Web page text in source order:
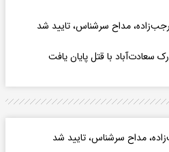
مداح سرشناس، تایید شد
سعادت‌آباد با قتل پایان یافت
مداح سرشناس، تایید شد